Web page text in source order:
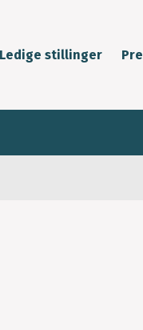
Ledige stillinger